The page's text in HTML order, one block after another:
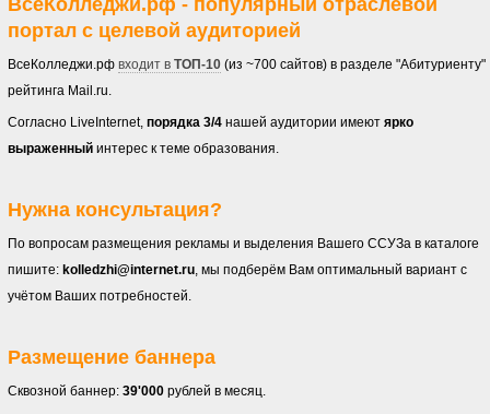
ВсеКолледжи.рф - популярный отраслевой
портал с целевой аудиторией
ВсеКолледжи.рф входит в ТОП-10 (из ~700 сайтов) в разделе "Абитуриенту"
рейтинга Mail.ru.
Согласно LiveInternet, порядка 3/4 нашей аудитории имеют ярко
выраженный интерес к теме образования.
Нужна консультация?
По вопросам размещения рекламы и выделения Вашего ССУЗа в каталоге
пишите: kolledzhi@internet.ru, мы подберём Вам оптимальный вариант с
учётом Ваших потребностей.
Размещение баннера
Сквозной баннер: 39'000 рублей в месяц.